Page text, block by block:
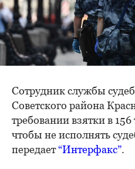
Сотрудник службы
Советского района
требовании взятки в 156
чтобы не исполнять
передает“Интерфакс”.